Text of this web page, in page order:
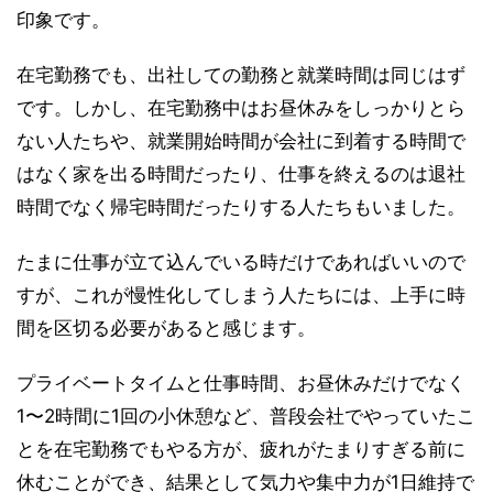
印象です。
在宅勤務でも、出社しての勤務と就業時間は同じはず
です。しかし、在宅勤務中はお昼休みをしっかりとら
ない人たちや、就業開始時間が会社に到着する時間で
はなく家を出る時間だったり、仕事を終えるのは退社
時間でなく帰宅時間だったりする人たちもいました。
たまに仕事が立て込んでいる時だけであればいいので
すが、これが慢性化してしまう人たちには、上手に時
間を区切る必要があると感じます。
プライベートタイムと仕事時間、お昼休みだけでなく
1〜2時間に1回の小休憩など、普段会社でやっていたこ
とを在宅勤務でもやる方が、疲れがたまりすぎる前に
休むことができ、結果として気力や集中力が1日維持で